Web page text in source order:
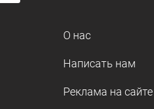
О нас
Написать нам
Реклама на сайте